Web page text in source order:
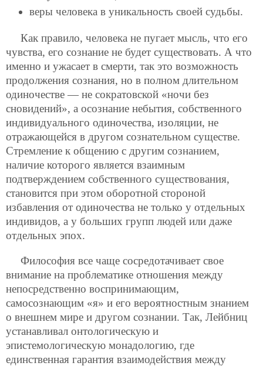
веры человека в уникальность своей судьбы.
Как правило, человека не пугает мысль, что его
чувства, его сознание не будет существовать. А что
именно и ужасает в смерти, так это возможность
продолжения сознания, но в полном длительном
одиночестве — не сократовской «ночи без
сновидений», а осознание небытия, собственного
индивидуального одиночества, изоляции, не
отражающейся в другом сознательном существе.
Стремление к общению с другим сознанием,
наличие которого является взаимным
подтверждением собственного существования,
становится при этом оборотной стороной
избавления от одиночества не только у отдельных
индивидов, а у больших групп людей или даже
отдельных эпох.
Философия все чаще сосредотачивает свое
внимание на проблематике отношения между
непосредственно воспринимающим,
самосознающим «я» и его вероятностным знанием
о внешнем мире и другом сознании. Так, Лейбниц
устанавливал онтологическую и
эпистемологическую монадологию, где
единственная гарантия взаимодействия между